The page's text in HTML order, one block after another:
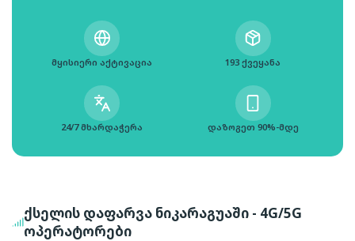
მყისიერი აქტივაცია 193 ქვეყანა
24/7 მხარდაჭერა დაზოგეთ 90%-მდე
ქსელის დაფარვა ნიკარაგუაში - 4G/5G
ოპერატორები